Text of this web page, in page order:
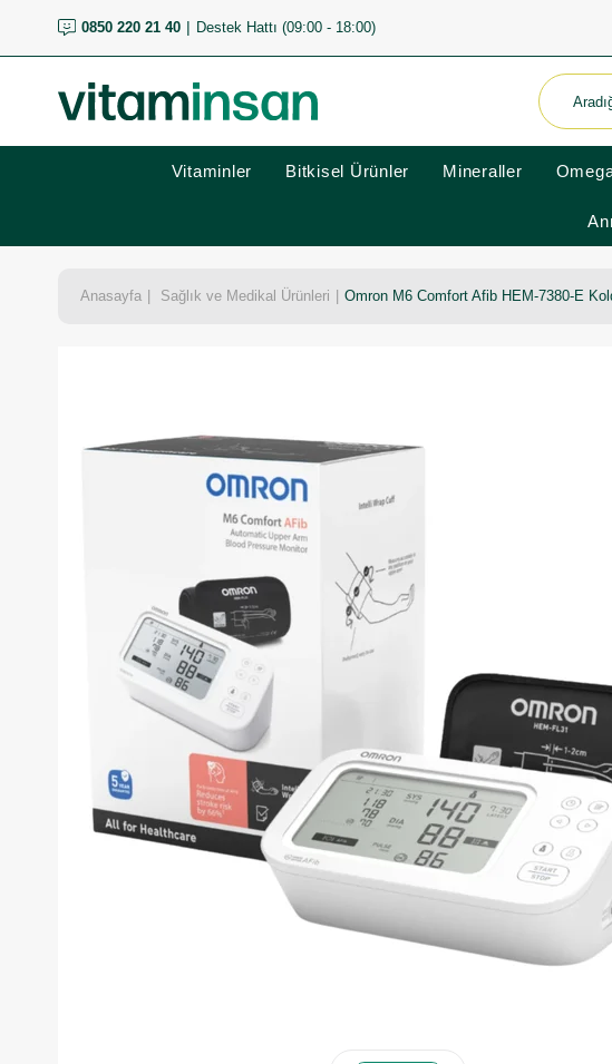
0850 220 21 40 Destek Hattı (09:00 - 18:00)
Vitaminler Bitkisel Ürünler Mineraller
Anasayfa Sağlık ve Medikal Ürünleri Omron M6 Comfort Afib HEM-7380-E